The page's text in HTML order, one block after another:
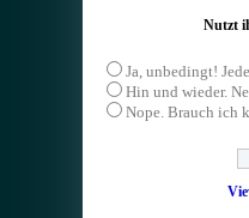
Nutzt
Ja, unbedingt!
Hin und wieder.
Nope. Brauch ich